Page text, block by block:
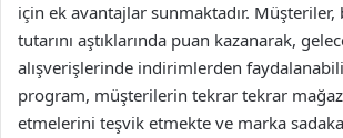
için ek avantajlar sunmaktadır. Müşteriler,
tutarını aştıklarında puan kazanarak,
alışverişlerinde indirimlerden
program, müşterilerin tekrar tekrar
etmelerini teşvik etmekte ve marka